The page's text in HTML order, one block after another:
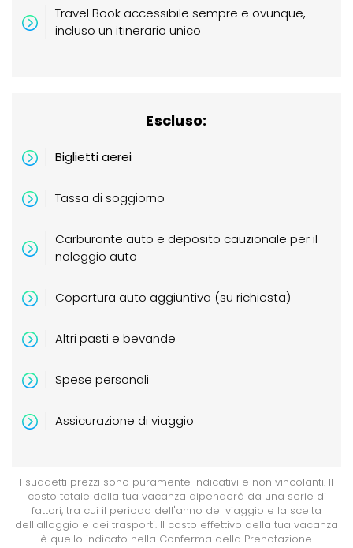
Travel Book accessibile sempre e ovunque,
incluso un itinerario unico
Escluso:
Biglietti aerei
Tassa di soggiorno
Carburante auto e deposito cauzionale per il
noleggio auto
Copertura auto aggiuntiva (su richiesta)
Altri pasti e bevande
Spese personali
Assicurazione di viaggio
I suddetti prezzi sono puramente indicativi e non vincolanti. Il
costo totale della tua vacanza dipenderà da una serie di
fattori, tra cui il periodo dell'anno del viaggio e la scelta
dell'alloggio e dei trasporti. Il costo effettivo della tua vacanza
è quello indicato nella Conferma della Prenotazione.